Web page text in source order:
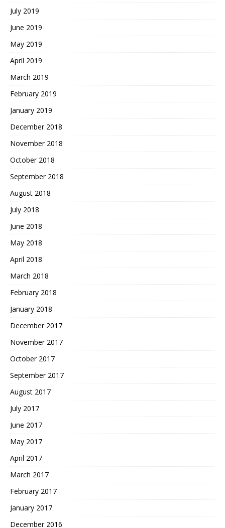
July 2019
June 2019
May 2019
April 2019
March 2019
February 2019
January 2019
December 2018
November 2018
October 2018
September 2018
August 2018
July 2018
June 2018
May 2018
April 2018
March 2018
February 2018
January 2018
December 2017
November 2017
October 2017
September 2017
August 2017
July 2017
June 2017
May 2017
April 2017
March 2017
February 2017
January 2017
December 2016